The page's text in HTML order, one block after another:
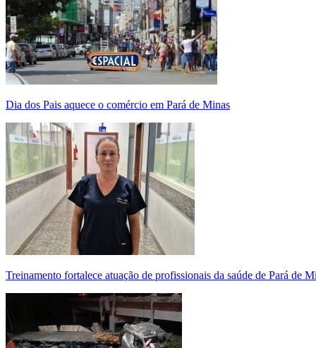
Dia dos Pais aquece o comércio em Pará de Minas
Treinamento fortalece atuação de profissionais da saúde de Pará de